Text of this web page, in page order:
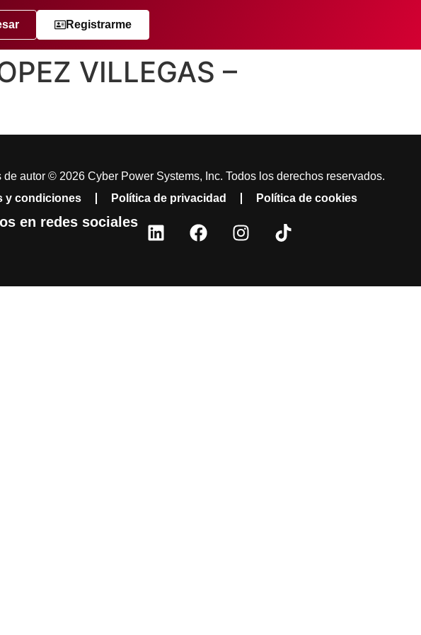
Registrarme
VILLEGAS –
de autor © 2026 Cyber Power Systems, Inc. Todos los derechos reservados.
y condiciones
Política de privacidad Política de cookies
en redes sociales